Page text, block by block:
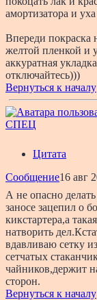
амортизатора и
Впереди покраска
желтой пленкой и
аккуратная
отключайтесь)))
Вернуться к началу
СПЕЦ
Цитата
Сообщение16 авг
А не опасно
заносе зацепил о
кикстартера,а
натворить
вдавливаю сетку
сетчатых
чайников,держит
сторон.
Вернуться к началу